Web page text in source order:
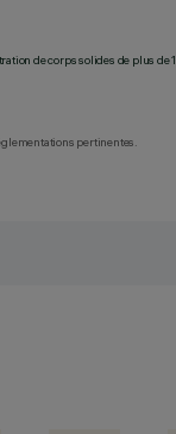
de corps solides de plus
pertinentes.